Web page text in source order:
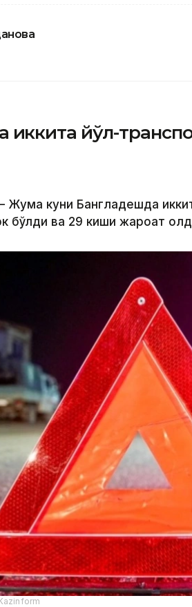
йўл-
Жума куни Бангладешда
бўлди ва 29 киши жароҳат